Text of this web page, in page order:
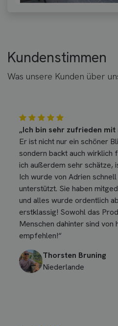
Kundenstimmen
Was unsere Kunden über
„Ich bin sehr zufrieden
Er ist nicht nur ein schöner
sondern backt auch wirklich
ich außerdem sehr schätze,
Ich wurde von Adrien
unterstützt. Sie haben
und alles wurde ordentlich
erstklassig! Sowohl das
Menschen dahinter sind von
empfehlen!“
Thorsten Bruning
Niederlande